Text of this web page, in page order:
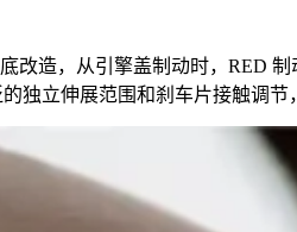
造，从引擎盖制动时，RED
独立伸展范围和刹车片接触调节